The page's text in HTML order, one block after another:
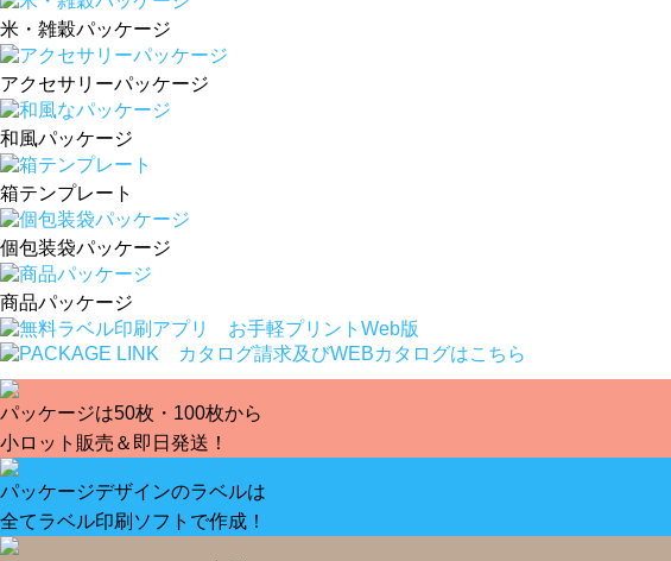
米・雑穀パッケージ
アクセサリーパッケージ
和風パッケージ
箱テンプレート
個包装袋パッケージ
商品パッケージ
パッケージは50枚・100枚から
小ロット販売＆即日発送！
パッケージデザインのラベルは
全てラベル印刷ソフトで作成！